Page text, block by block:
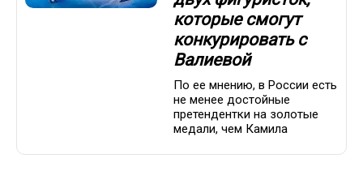
которые смогут
конкурировать с
Валиевой
По ее мнению, в России есть
не менее достойные
претендентки на золотые
медали, чем Камила